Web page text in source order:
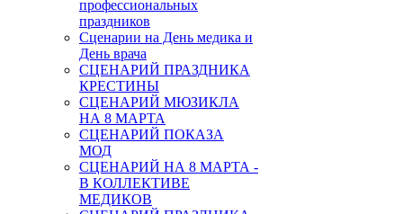
профессиональных
праздников
Сценарии на День медика и
День врача
СЦЕНАРИЙ ПРАЗДНИКА
КРЕСТИНЫ
СЦЕНАРИЙ МЮЗИКЛА
НА 8 МАРТА
СЦЕНАРИЙ ПОКАЗА
МОД
СЦЕНАРИЙ НА 8 МАРТА -
В КОЛЛЕКТИВЕ
МЕДИКОВ